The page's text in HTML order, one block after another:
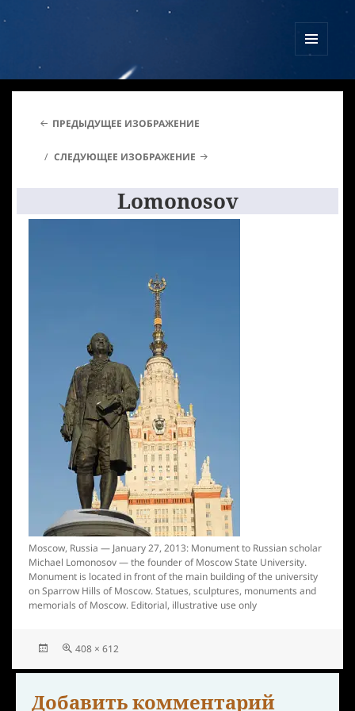
ВИДЖЕТЫ
ПРЕДЫДУЩЕЕ ИЗОБРАЖЕНИЕ
СЛЕДУЮЩЕЕ ИЗОБРАЖЕНИЕ
Lomonosov
Moscow, Russia — January 27, 2013: Monument to Russian scholar
Michael Lomonosov — the founder of Moscow State University.
Monument is located in front of the main building of the university
on Sparrow Hills of Moscow. Statues, sculptures, monuments and
memorials of Moscow. Editorial, illustrative use only
408 × 612
Добавить комментарий